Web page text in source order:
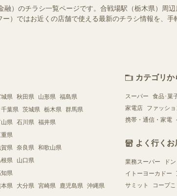
融）のチラシ一覧ページです。合戦場駅（栃木県）周
）ではお近くの店舗で使える最新のチラシ情報を、
県 秋田県 山形県 福島県
千葉県 茨城県 栃木県 群馬県
県 石川県 福井県
県
県 奈良県 和歌山県
県 山口県
県
県 大分県 宮崎県 鹿児島県 沖縄県
カテゴリか
スーパー 食品･菓
家電店
ファッショ
携帯・通信・家電
よく行く
業務スーパー ド
イトーヨーカドー
サミット
コープ